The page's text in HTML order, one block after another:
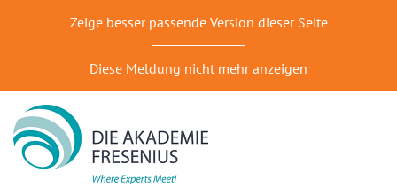
Zeige besser passende Version dieser Seite
Diese Meldung nicht mehr anzeigen